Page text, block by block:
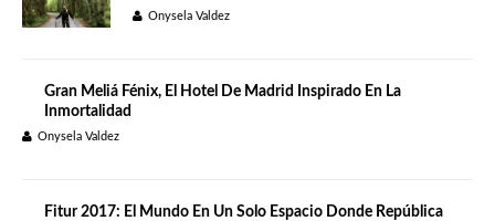
Onysela Valdez
Gran Meliá Fénix, El Hotel De Madrid Inspirado En La
Inmortalidad
Onysela Valdez
Fitur 2017: El Mundo En Un Solo Espacio Donde República